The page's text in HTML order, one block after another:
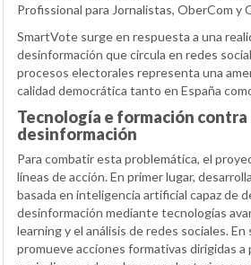
Profissional para Jornalistas, OberCom y
SmartVote surge en respuesta a una
desinformación que circula en redes
procesos electorales representa una
calidad democrática tanto en España
Tecnología e formación contra
desinformación
Para combatir esta problemática, el
líneas de acción. En primer lugar,
basada en inteligencia artificial capaz de
desinformación mediante tecnologías
learning y el análisis de redes sociales. En
promueve acciones formativas dirigidas a